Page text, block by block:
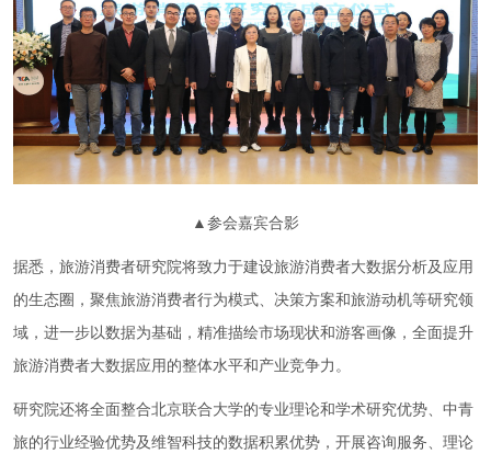
▲参会嘉宾合影
据悉，旅游消费者研究院将致力于建设旅游消费者大数据分析及应用
的生态圈，聚焦旅游消费者行为模式、决策方案和旅游动机等研究领
域，进一步以数据为基础，精准描绘市场现状和游客画像，全面提升
旅游消费者大数据应用的整体水平和产业竞争力。
研究院还将全面整合北京联合大学的专业理论和学术研究优势、中青
旅的行业经验优势及维智科技的数据积累优势，开展咨询服务、理论